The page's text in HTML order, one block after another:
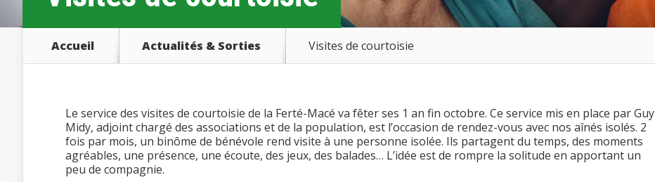
Accueil Actualités & Sorties Visites de courtoisie
Le service des visites de courtoisie de la Ferté-Macé va fêter ses 1 an fin octobre. Ce service mis en place par Guy
Midy, adjoint chargé des associations et de la population, est l’occasion de rendez-vous avec nos aînés isolés. 2
fois par mois, un binôme de bénévole rend visite à une personne isolée. Ils partagent du temps, des moments
agréables, une présence, une écoute, des jeux, des balades… L’idée est de rompre la solitude en apportant un
peu de compagnie.